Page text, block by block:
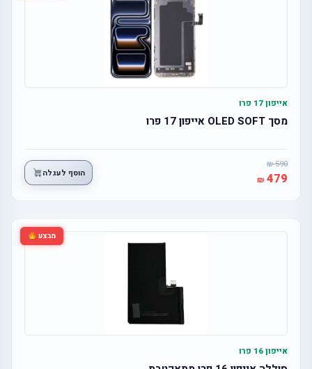
אייפון 17 פרו
מסך OLED SOFT אייפון 17 פרו
590
479 הוסף לעגלה
מבצע
אייפון 16 פרו